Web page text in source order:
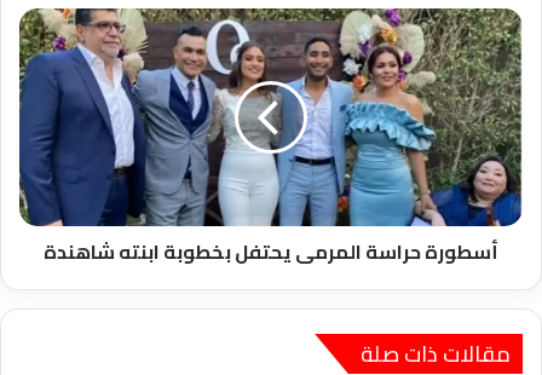
C
أسطورة
حراسة
المرمى
يحتفل
بخطوبة
ابنته
شاهندة
أسطورة حراسة المرمى يحتفل بخطوبة ابنته شاهندة
مقالات ذات صلة